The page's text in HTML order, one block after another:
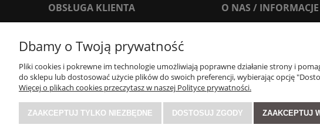
OBSŁUGA KLIENTA
FAQ
Dostawy i Płatności
Kontakt
Polityka prywatności
O NAS / INFORMACJE
Leksykon
Opinie TrustMate
Dbamy o Twoją prywatność
Pliki cookies i pokrewne im technologie umożliwiają poprawne działanie strony i
do sklepu lub dostosować użycie plików do swoich preferencji, wybierając opcję
Więcej o plikach cookies przeczytasz w naszej Polityce prywatności.
ZAAKCEPTUJ TYLKO NIEZBĘDNE DOSTOSUJ ZGODY ZAAKCEPTUJ